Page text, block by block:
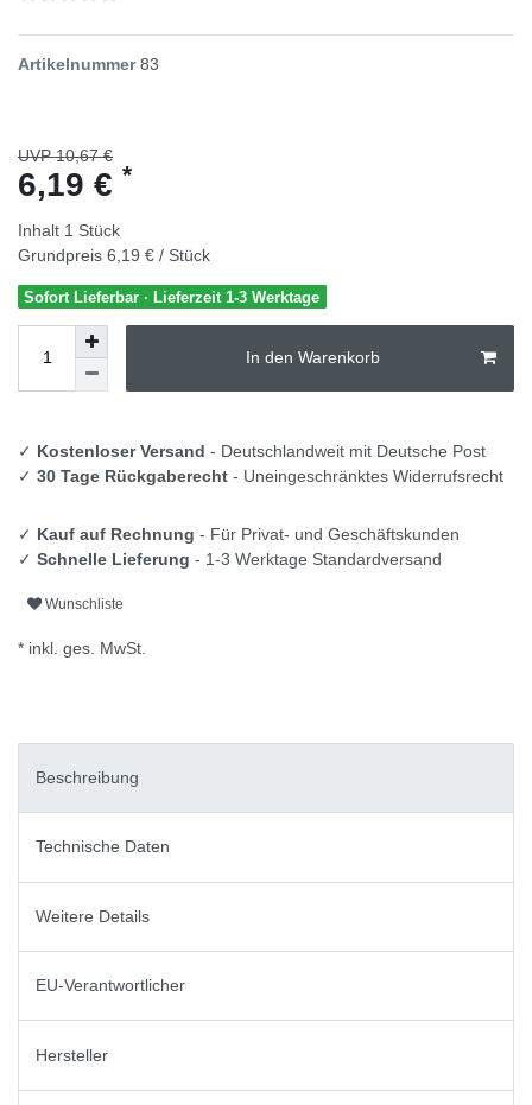
Artikelnummer83
UVP 10,67 €
6,19 € *
Inhalt 1 Stück
Grundpreis 6,19 € / Stück
Sofort Lieferbar · Lieferzeit 1-3 Werktage
In den Warenkorb
✓ Kostenloser Versand - Deutschlandweit mit Deutsche Post
✓ 30 Tage Rückgaberecht - Uneingeschränktes Widerrufsrecht
✓ Kauf auf Rechnung - Für Privat- und Geschäftskunden
✓ Schnelle Lieferung - 1-3 Werktage Standardversand
Wunschliste
* inkl. ges. MwSt.
Beschreibung
Technische Daten
Weitere Details
EU-Verantwortlicher
Hersteller